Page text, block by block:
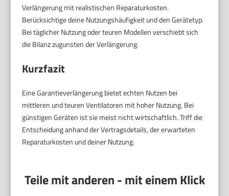
Verlängerung mit realistischen Reparaturkosten.
Berücksichtige deine Nutzungshäufigkeit und den Gerätetyp.
Bei täglicher Nutzung oder teuren Modellen verschiebt sich
die Bilanz zugunsten der Verlängerung.
Kurzfazit
Eine Garantieverlängerung bietet echten Nutzen bei
mittleren und teuren Ventilatoren mit hoher Nutzung. Bei
günstigen Geräten ist sie meist nicht wirtschaftlich. Triff die
Entscheidung anhand der Vertragsdetails, der erwarteten
Reparaturkosten und deiner Nutzung.